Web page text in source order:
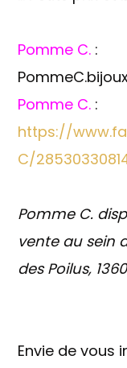
Pomme C. :
Pomme C. :
https://
C/
Pomme C.
vente au sein
des Poilus,
Envie de vous